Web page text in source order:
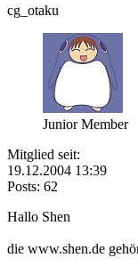
cg_otaku
Junior Member
Mitglied seit:
19.12.2004 13:39
Posts: 62
Hallo Shen
die www.shen.de